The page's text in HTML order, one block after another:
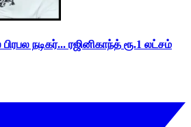
நடிகர்... ரஜினிகாந்த் ரூ.1 லட்சம்